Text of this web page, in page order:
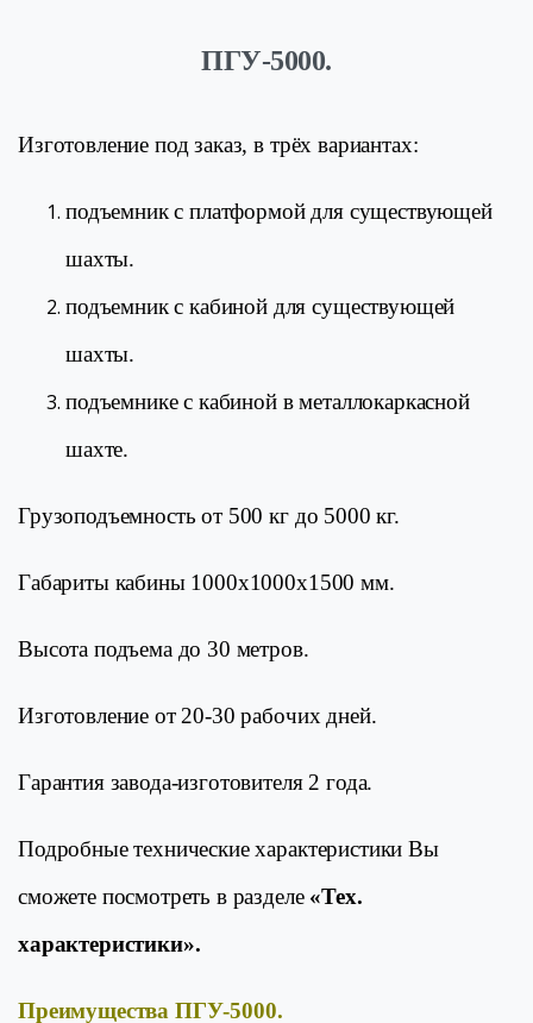
ПГУ-5000.
Изготовление под заказ, в трёх вариантах:
подъемник с платформой для существующей
шахты.
подъемник с кабиной для существующей
шахты.
подъемнике с кабиной в металлокаркасной
шахте.
Грузоподъемность от 500 кг до 5000 кг.
Габариты кабины 1000х1000х1500 мм.
Высота подъема до 30 метров.
Изготовление от 20-30 рабочих дней.
Гарантия завода-изготовителя 2 года.
Подробные технические характеристики Вы
сможете посмотреть в разделе «Тех.
характеристики».
Преимущества ПГУ-5000.